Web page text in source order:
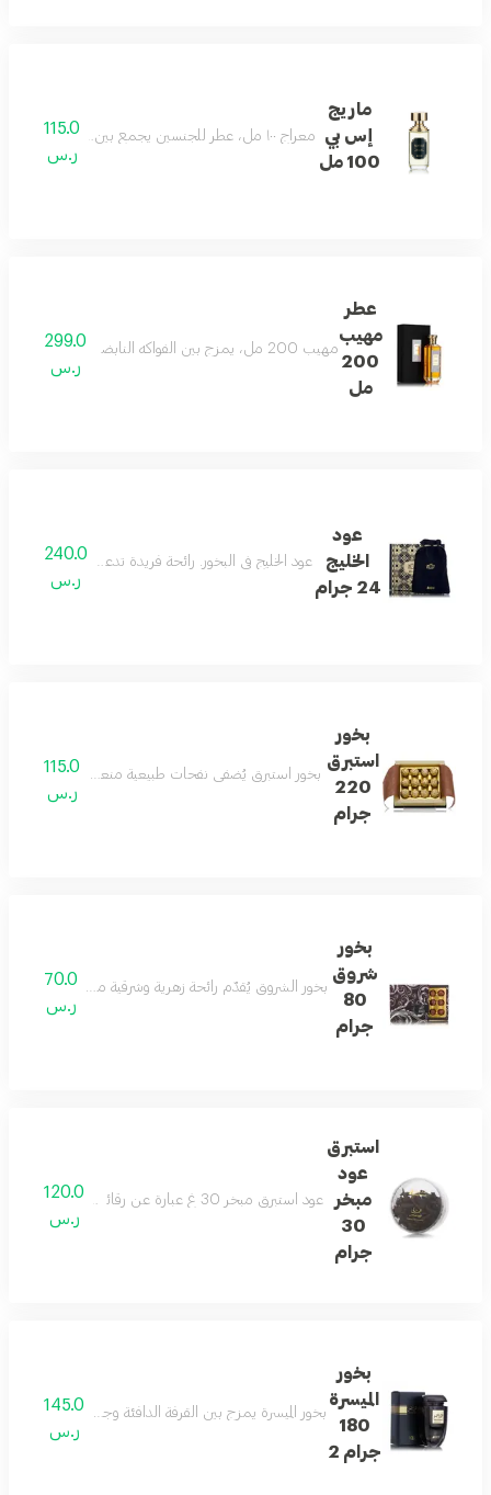
ماريج
إس بي
100 مل
معراج ١٠٠ مل، عطر للجنسين يجمع بين ثراء النفحات الشرقية والخشبية. يترك أثرًا مريحًا يدوم طويلًا
115.0
ر.س
عطر
مهيب
200
مل
مهيب 200 مل، يمزج بين الفواكه النابضة بالحياة، وإبرة الراعي، والبنفسج، وزهرة البرتقال، ومسك الروم، والعنبر، وخشب الأرز، والفانيليا لرائحة لا تُنسى
299.0
ر.س
عود
الخليج
24 جرام
عود الخليج في البخور. رائحة فريدة تدعوك إلى عبيرها
240.0
ر.س
بخور
استبرق
220
جرام
بخور استبرق يُضفي نفحات طبيعية منعشة، مثالية
115.0
ر.س
بخور
شروق
80
جرام
بخور الشروق يُقدّم رائحة زهرية وشرقية مع قاعدة
70.0
ر.س
استبرق
عود
مبخر
30
جرام
عود استبرق مبخر 30 غ عبارة عن رقائق عود مع نفحات من الفوجير الحار والعنبر، والبرغموت والقرفة وخشب الأرز وإبرة الراعي لرائحة آسرة
120.0
ر.س
بخور
الميسرة
180
جرام 2
بخور الميسرة يمزج بين القرفة الدافئة وجوزة الطيب
145.0
ر.س